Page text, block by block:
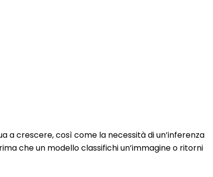
a crescere, così come la necessità di un’inferenza
che un modello classifichi un’immagine o ritorni